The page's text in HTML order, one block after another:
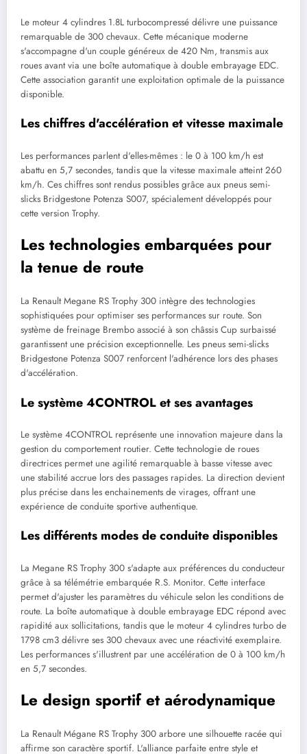
Le moteur 4 cylindres 1.8L turbocompressé délivre une puissance
remarquable de 300 chevaux. Cette mécanique moderne
s'accompagne d'un couple généreux de 420 Nm, transmis aux
roues avant via une boîte automatique à double embrayage EDC.
Cette association garantit une exploitation optimale de la puissance
disponible.
Les chiffres d'accélération et vitesse maximale
Les performances parlent d'elles-mêmes : le 0 à 100 km/h est
abattu en 5,7 secondes, tandis que la vitesse maximale atteint 260
km/h. Ces chiffres sont rendus possibles grâce aux pneus semi-
slicks Bridgestone Potenza S007, spécialement développés pour
cette version Trophy.
Les technologies embarquées pour
la tenue de route
La Renault Megane RS Trophy 300 intègre des technologies
sophistiquées pour optimiser ses performances sur route. Son
système de freinage Brembo associé à son châssis Cup surbaissé
garantissent une précision exceptionnelle. Les pneus semi-slicks
Bridgestone Potenza S007 renforcent l'adhérence lors des phases
d'accélération.
Le système 4CONTROL et ses avantages
Le système 4CONTROL représente une innovation majeure dans la
gestion du comportement routier. Cette technologie de roues
directrices permet une agilité remarquable à basse vitesse avec
une stabilité accrue lors des passages rapides. La direction devient
plus précise dans les enchainements de virages, offrant une
expérience de conduite sportive authentique.
Les différents modes de conduite disponibles
La Megane RS Trophy 300 s'adapte aux préférences du conducteur
grâce à sa télémétrie embarquée R.S. Monitor. Cette interface
permet d'ajuster les paramètres du véhicule selon les conditions de
route. La boîte automatique à double embrayage EDC répond avec
rapidité aux sollicitations, tandis que le moteur 4 cylindres turbo de
1798 cm3 délivre ses 300 chevaux avec une réactivité exemplaire.
Les performances s'illustrent par une accélération de 0 à 100 km/h
en 5,7 secondes.
Le design sportif et aérodynamique
La Renault Mégane RS Trophy 300 arbore une silhouette racée qui
affirme son caractère sportif. L'alliance parfaite entre style et